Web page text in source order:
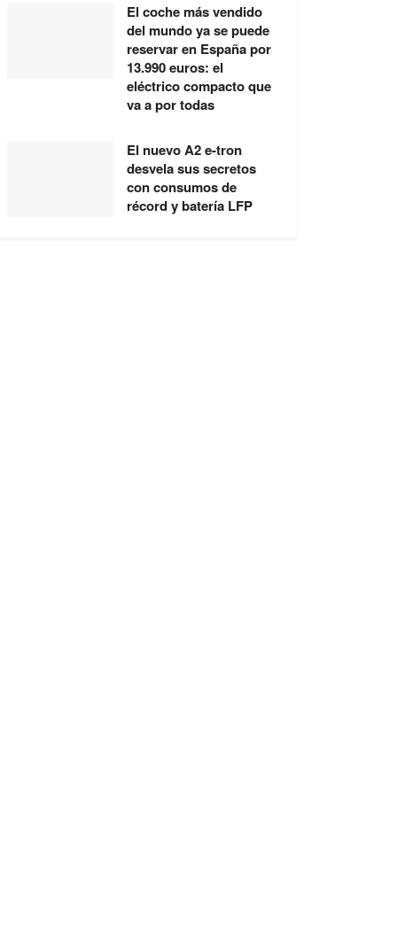
El coche más vendido
del mundo ya se puede
reservar en España por
13.990 euros: el
eléctrico compacto que
va a por todas
El nuevo A2 e-tron
desvela sus secretos
con consumos de
récord y batería LFP